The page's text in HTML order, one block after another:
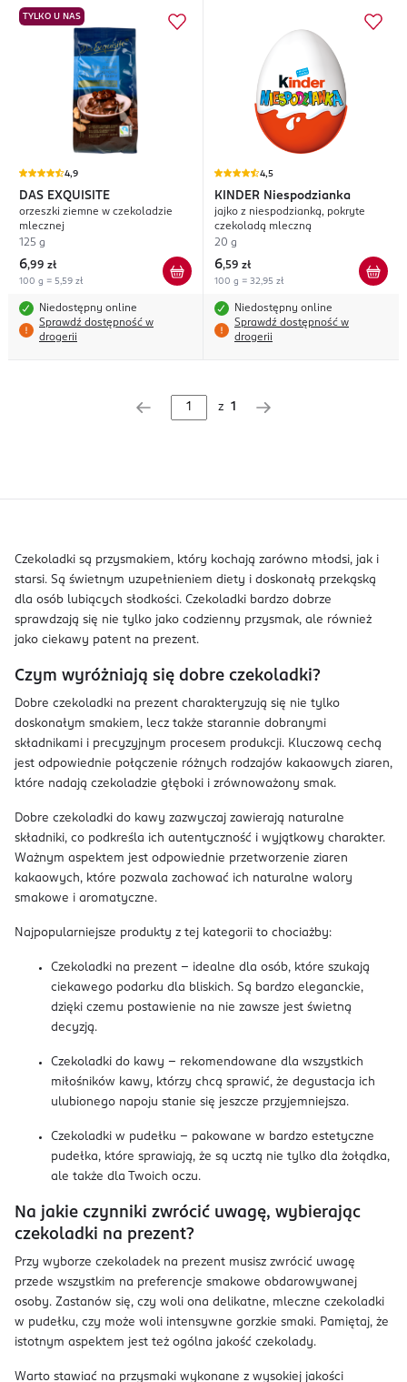
TYLKO U NAS
4,9
DAS EXQUISITE
orzeszki ziemne w czekoladzie
mlecznej
125 g
6,99 zł
100 g = 5,59 zł
Niedostępny online
Sprawdź dostępność w
drogerii
4,5
KINDER Niespodzianka
jajko z niespodzianką, pokryte
czekoladą mleczną
20 g
6,59 zł
100 g = 32,95 zł
Niedostępny online
Sprawdź dostępność w
drogerii
z 1
Czekoladki są przysmakiem, który kochają zarówno młodsi, jak i
starsi. Są świetnym uzupełnieniem diety i doskonałą przekąską
dla osób lubiących słodkości. Czekoladki bardzo dobrze
sprawdzają się nie tylko jako codzienny przysmak, ale również
jako ciekawy patent na prezent.
Czym wyróżniają się dobre czekoladki?
Dobre czekoladki na prezent charakteryzują się nie tylko
doskonałym smakiem, lecz także starannie dobranymi
składnikami i precyzyjnym procesem produkcji. Kluczową cechą
jest odpowiednie połączenie różnych rodzajów kakaowych ziaren,
które nadają czekoladzie głęboki i zrównoważony smak.
Dobre czekoladki do kawy zazwyczaj zawierają naturalne
składniki, co podkreśla ich autentyczność i wyjątkowy charakter.
Ważnym aspektem jest odpowiednie przetworzenie ziaren
kakaowych, które pozwala zachować ich naturalne walory
smakowe i aromatyczne.
Najpopularniejsze produkty z tej kategorii to chociażby:
Czekoladki na prezent – idealne dla osób, które szukają
ciekawego podarku dla bliskich. Są bardzo eleganckie,
dzięki czemu postawienie na nie zawsze jest świetną
decyzją.
Czekoladki do kawy – rekomendowane dla wszystkich
miłośników kawy, którzy chcą sprawić, że degustacja ich
ulubionego napoju stanie się jeszcze przyjemniejsza.
Czekoladki w pudełku – pakowane w bardzo estetyczne
pudełka, które sprawiają, że są ucztą nie tylko dla żołądka,
ale także dla Twoich oczu.
Na jakie czynniki zwrócić uwagę, wybierając
czekoladki na prezent?
Przy wyborze czekoladek na prezent musisz zwrócić uwagę
przede wszystkim na preferencje smakowe obdarowywanej
osoby. Zastanów się, czy woli ona delikatne, mleczne czekoladki
w pudełku, czy może woli intensywne gorzkie smaki. Pamiętaj, że
istotnym aspektem jest też ogólna jakość czekolady.
Warto stawiać na przysmaki wykonane z wysokiej jakości